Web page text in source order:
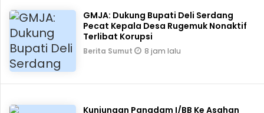
GMJA: Dukung Bupati Deli Serdang
Pecat Kepala Desa Rugemuk Nonaktif
Terlibat Korupsi
Berita Sumut 8 jam lalu
Kunjungan Pangdam I/BB Ke Asahan